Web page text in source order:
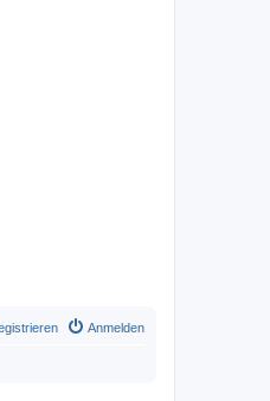
Anmelden